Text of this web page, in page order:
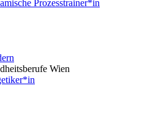
Prozesstrainer*in
Wien